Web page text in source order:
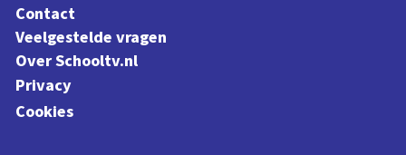
Contact
Veelgestelde vragen
Over Schooltv.nl
Privacy
Cookies